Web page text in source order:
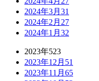
2024年3月 31
2024年2月 27
2024年1月 32
2023年523
2023年12月 51
2023年11月 65